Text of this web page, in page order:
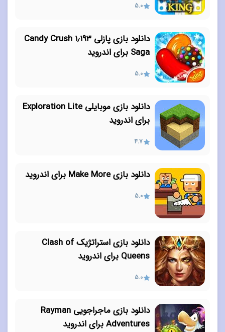
5.0
دانلود بازی پازلی ۱٫۱۹۳ Candy Crush
Saga برای اندروید
5.0
دانلود بازی موبایلی Exploration Lite
برای اندروید
4.7
دانلود بازی Make More برای اندروید
5.0
دانلود بازی استراتژیک Clash of
Queens برای اندروید
5.0
دانلود بازی ماجراجویی Rayman
Adventures برای اندروید